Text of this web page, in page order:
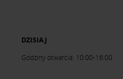
DZISIAJ
Godziny otwarcia: 10:00-16:00